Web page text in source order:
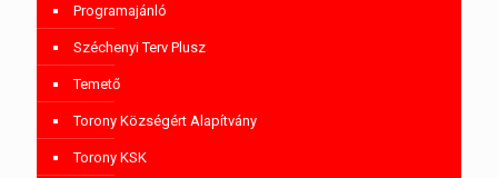
Programajánló
Széchenyi Terv Plusz
Temető
Torony Községért Alapítvány
Torony KSK